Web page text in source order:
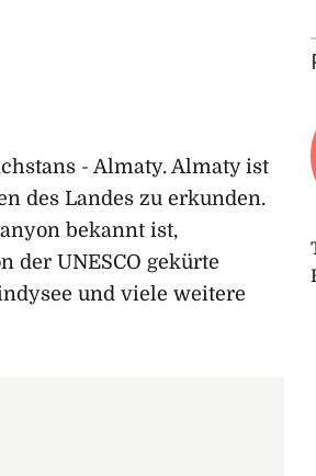
- Almaty. Almaty ist
des Landes zu erkunden.
bekannt ist,
der UNESCO gekürte
und viele weitere